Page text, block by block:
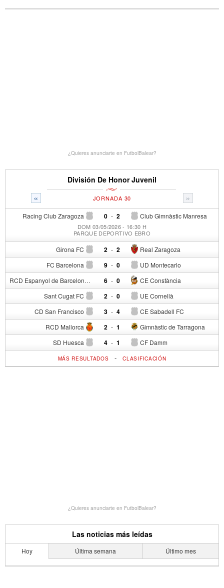
¿Quieres anunciarte en FutbolBalear?
División De Honor Juvenil
« »
JORNADA 30
Racing Club Zaragoza 0 - Club Gimnàstic Manresa
2
DOM 03/05/2026 - 16:30 H
PARQUE DEPORTIVO EBRO
Girona FC 2 - Real Zaragoza
2
FC Barcelona 9 - UD Montecarlo
0
RCD Espanyol de Barcelona 6 - CE Constància
0
Sant Cugat FC 2 - UE Cornellà
0
CD San Francisco 3 - CE Sabadell FC
4
RCD Mallorca 2 - Gimnàstic de Tarragona
1
SD Huesca 4 - CF Damm
1
MÁS RESULTADOS -CLASIFICACIÓN
¿Quieres anunciarte en FutbolBalear?
Las noticias más leídas
Hoy Última semana Último mes